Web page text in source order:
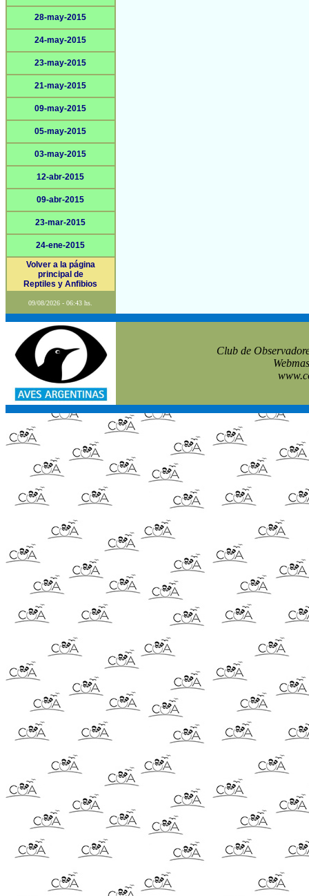
28-may-2015
24-may-2015
23-may-2015
21-may-2015
09-may-2015
05-may-2015
03-may-2015
12-abr-2015
09-abr-2015
23-mar-2015
24-ene-2015
Volver a la página
principal de
Reptiles y Anfibios
09/08/2026 - 06:43 hs.
Club de